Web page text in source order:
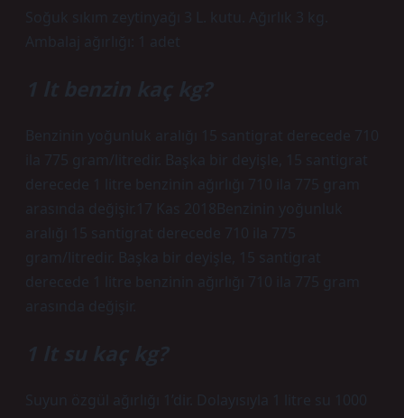
Soğuk sıkım zeytinyağı 3 L. kutu. Ağırlık 3 kg.
Ambalaj ağırlığı: 1 adet
1 lt benzin kaç kg?
Benzinin yoğunluk aralığı 15 santigrat derecede 710
ila 775 gram/litredir. Başka bir deyişle, 15 santigrat
derecede 1 litre benzinin ağırlığı 710 ila 775 gram
arasında değişir.17 Kas 2018Benzinin yoğunluk
aralığı 15 santigrat derecede 710 ila 775
gram/litredir. Başka bir deyişle, 15 santigrat
derecede 1 litre benzinin ağırlığı 710 ila 775 gram
arasında değişir.
1 lt su kaç kg?
Suyun özgül ağırlığı 1’dir. Dolayısıyla 1 litre su 1000